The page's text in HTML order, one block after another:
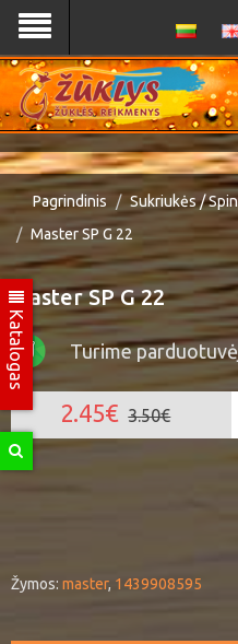
Katalogas
Pagrindinis Sukriukės /
Master SP G 22
Master SP G 22
Turime
2.45€ 3.50€
Žymos: master, 1439908595